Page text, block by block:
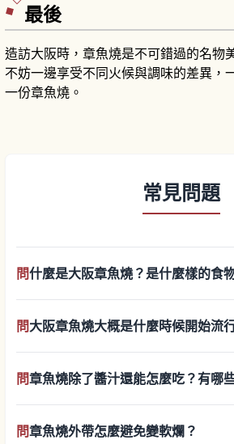
最後
造訪大阪時，章魚燒是不可錯過的名物
不妨一邊享受不同火候與調味的差異，
一份章魚燒。
常見問題
問什麼是大阪章魚燒？是什麼樣的食
問大阪章魚燒大概是什麼時候開始流
問章魚燒除了醬汁還能怎麼吃？有哪
問章魚燒外帶怎麼避免變軟爛？